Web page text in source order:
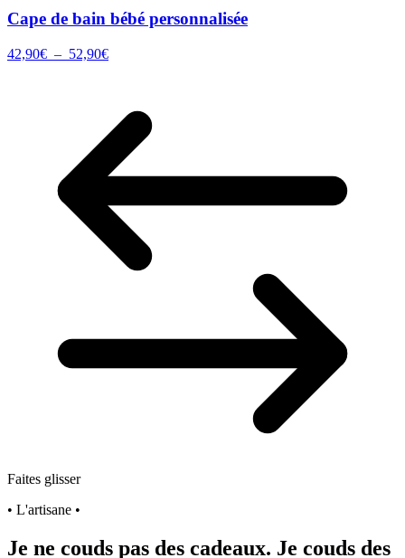
Cape de bain bébé personnalisée
42,90€ – 52,90€Plage
52,90€
Faites glisser
• L'artisane •
Je ne couds pas des cadeaux. Je couds des